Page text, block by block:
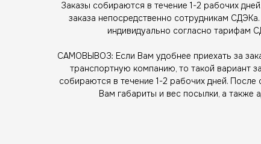
Заказы собираются в течение 1-2 рабочих
заказа непосредственно сотрудникам
индивидуально согласно тарифам
САМОВЫВОЗ: Если Вам удобнее приехать за
транспортную компанию, то такой вариант
собираются в течение 1-2 рабочих дней.
Вам габариты и вес посылки, а также